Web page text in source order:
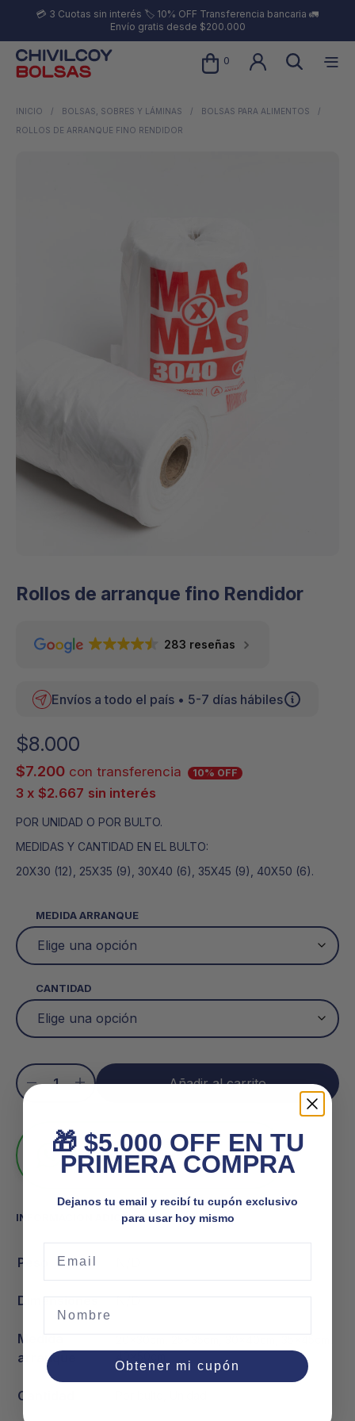
💳 3 Cuotas sin interés 🏷️ 10% OFF Transferencia bancaria 🚛
Envío gratis desde $200.000
0
INICIO / BOLSAS, SOBRES Y LÁMINAS / BOLSAS PARA ALIMENTOS
/
ROLLOS DE ARRANQUE FINO RENDIDOR
Rollos de arranque fino Rendidor
283 reseñas
Envíos a todo el país • 5-7 días hábiles
$8.000
$7.200 con transferencia 10% OFF
3 x $2.667 sin interés
POR UNIDAD O POR BULTO.
MEDIDAS Y CANTIDAD EN EL BULTO:
20X30 (12), 25X35 (9), 30X40 (6), 35X45 (9), 40X50 (6).
MEDIDA ARRANQUE
CANTIDAD
Añadir al carrito
Venta mayorista En línea
Atención personalizada y los mejores
precios
INFORMACIÓN ADICIONAL
Peso
Dimensiones N/D
Medida
arranque
Cantidad
🎁 $5.000 OFF EN TU
PRIMERA COMPRA
Dejanos tu email y recibí tu cupón exclusivo
para usar hoy mismo
Obtener mi cupón